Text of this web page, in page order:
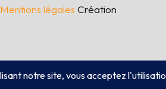
Mentions légales Création